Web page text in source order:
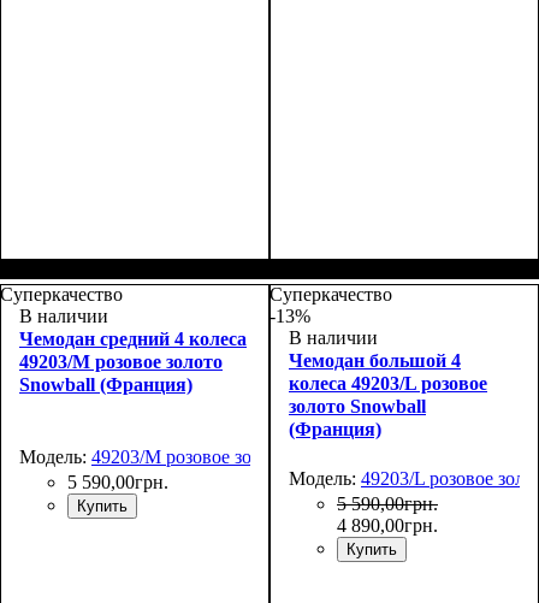
76х51х31+5
55х38х23+5
Суперкачество
В наличии
Чемодан средний 4 колеса
49203/M розовое золото
Snowball (Франция)
Модель: 49203/M розовое золото
5 590,00грн.
Купить
Суперкачество
-13%
В наличии
Чемодан большой 4
колеса 49203/L розовое
золото Snowball
(Франция)
Модель: 49203/L розовое
5 590,00грн.
4 890,00грн.
Купить